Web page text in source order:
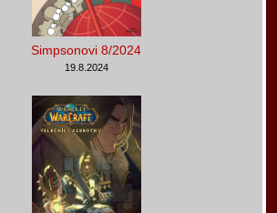
Simpsonovi 8/2024
19.8.2024